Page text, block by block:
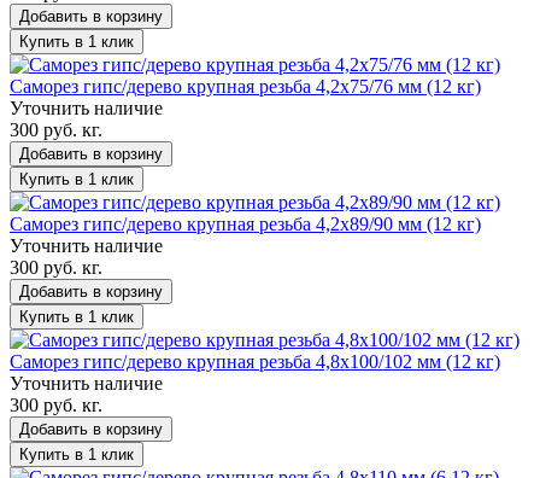
Добавить в корзину
Купить в 1 клик
Саморез гипс/дерево крупная резьба 4,2х75/76 мм (12 кг)
Уточнить наличие
300 руб. кг.
Добавить в корзину
Купить в 1 клик
Саморез гипс/дерево крупная резьба 4,2х89/90 мм (12 кг)
Уточнить наличие
300 руб. кг.
Добавить в корзину
Купить в 1 клик
Саморез гипс/дерево крупная резьба 4,8х100/102 мм (12 кг)
Уточнить наличие
300 руб. кг.
Добавить в корзину
Купить в 1 клик